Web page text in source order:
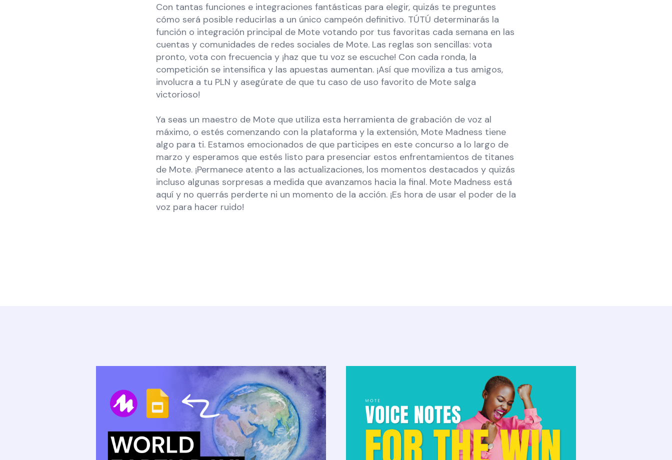
Con tantas funciones e integraciones fantásticas para elegir, quizás te preguntes
cómo será posible reducirlas a un único campeón definitivo. TÚTÚ determinarás la
función o integración principal de Mote votando por tus favoritas cada semana en las
cuentas y comunidades de redes sociales de Mote. Las reglas son sencillas: vota
pronto, vota con frecuencia y ¡haz que tu voz se escuche! Con cada ronda, la
competición se intensifica y las apuestas aumentan. ¡Así que moviliza a tus amigos,
involucra a tu PLN y asegúrate de que tu caso de uso favorito de Mote salga
victorioso!
Ya seas un maestro de Mote que utiliza esta herramienta de grabación de voz al
máximo, o estés comenzando con la plataforma y la extensión, Mote Madness tiene
algo para ti. Estamos emocionados de que participes en este concurso a lo largo de
marzo y esperamos que estés listo para presenciar estos enfrentamientos de titanes
de Mote. ¡Permanece atento a las actualizaciones, los momentos destacados y quizás
incluso algunas sorpresas a medida que avanzamos hacia la final. Mote Madness está
aquí y no querrás perderte ni un momento de la acción. ¡Es hora de usar el poder de la
voz para hacer ruido!